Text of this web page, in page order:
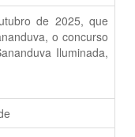
de 2025, que
o concurso
Iluminada,